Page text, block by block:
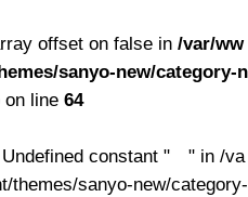
offset on false in /var/ww
sanyo-new/category-n
on line 64
Undefined constant " " in /va
themes/sanyo-new/category-